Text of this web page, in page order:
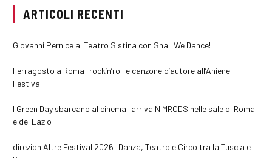
ARTICOLI RECENTI
Giovanni Pernice al Teatro Sistina con Shall We Dance!
Ferragosto a Roma: rock’n’roll e canzone d’autore all’Aniene
Festival
I Green Day sbarcano al cinema: arriva NIMRODS nelle sale di Roma
e del Lazio
direzioniAltre Festival 2026: Danza, Teatro e Circo tra la Tuscia e